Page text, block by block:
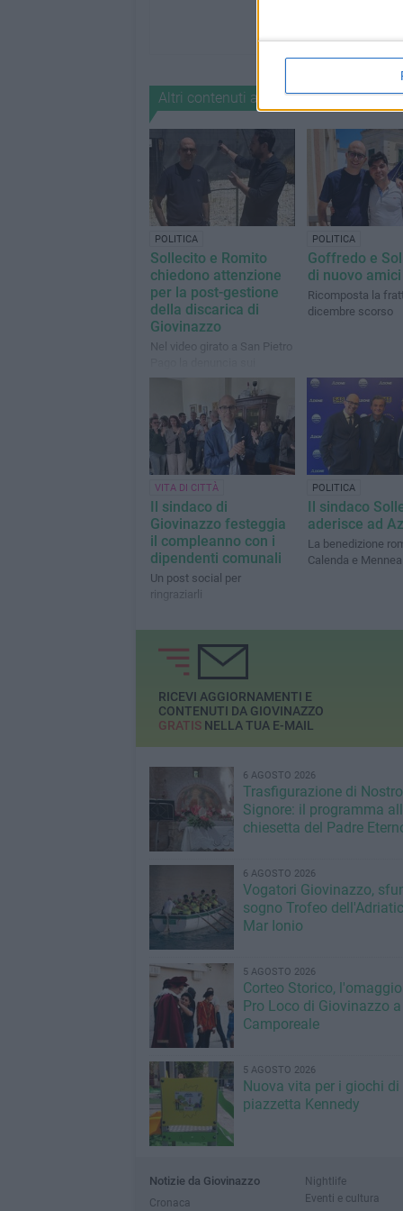
Altri contenuti a tema
POLITICA
Sollecito e Romito
chiedono attenzione
per la post-gestione
della discarica di
Giovinazzo
Nel video girato a San Pietro
continui furti sin qui coperti
con fondi comunali. Occorre
intervento della Regione
Puglia
POLITICA
Goffredo e
di nuovo amici
Ricomposta la
dicembre scorso
VITA DI CITTÀ
Il sindaco di
Giovinazzo festeggia
il compleanno con i
dipendenti comunali
Un post social per
ringraziarli
POLITICA
Il sindaco
aderisce ad
La benedizione
Calenda e Mennea
RICEVI AGGIORNAMENTI E
CONTENUTI DA GIOVINAZZO
GRATISNELLA TUA E-MAIL
6 AGOSTO 2026
Trasfigurazione di Nostro
Signore: il programma
chiesetta del Padre
6 AGOSTO 2026
Vogatori Giovinazzo,
sogno Trofeo
Mar Ionio
5 AGOSTO 2026
Corteo Storico,
Pro Loco di Giovinazzo a
Camporeale
5 AGOSTO 2026
Nuova vita per i giochi di
piazzetta Kennedy
Notizie da Giovinazzo
Cronaca
Nightlife
Eventi e cultura